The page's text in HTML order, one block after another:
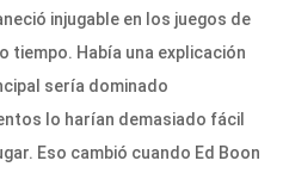
injugable en los juegos de
tiempo. Había una explicación
sería dominado
lo harían demasiado fácil
Eso cambió cuando Ed Boon